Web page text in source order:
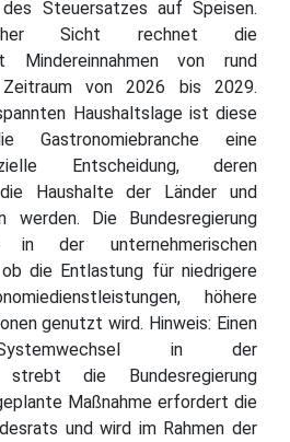
Steuersatzes auf Speisen.
Sicht rechnet die
Mindereinnahmen von rund
von 2026 bis 2029.
Haushaltslage ist diese
Gastronomiebranche eine
Entscheidung, deren
Haushalte der Länder und
werden. Die Bundesregierung
der unternehmerischen
die Entlastung für niedrigere
höhere
genutzt wird. Hinweis: Einen
Systemwechsel in der
strebt die Bundesregierung
Maßnahme erfordert die
und wird im Rahmen der